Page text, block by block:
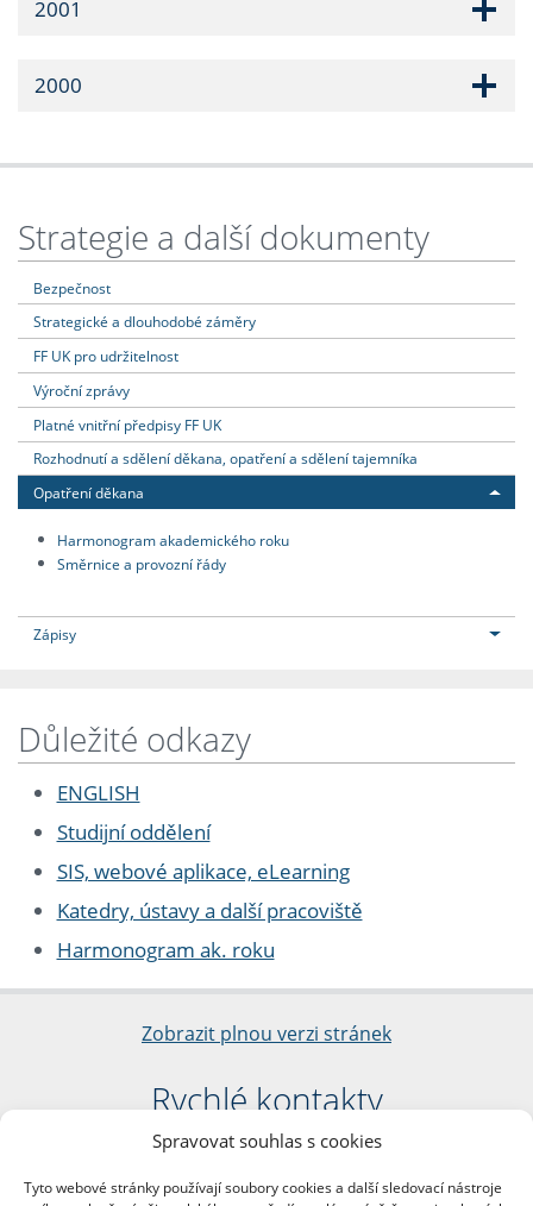
Spravovat souhlas s cookies
Tyto webové stránky používají soubory cookies a další sledovací nástroje
2001
2000
Strategie a další dokumenty
Bezpečnost
Strategické a dlouhodobé záměry
FF UK pro udržitelnost
Výroční zprávy
Platné vnitřní předpisy FF UK
Rozhodnutí a sdělení děkana, opatření a sdělení tajemníka
Opatření děkana
Harmonogram akademického roku
Směrnice a provozní řády
Zápisy
Důležité odkazy
ENGLISH
Studijní oddělení
SIS, webové aplikace, eLearning
Katedry, ústavy a další pracoviště
Harmonogram ak. roku
Zobrazit plnou verzi stránek
Rychlé kontakty
Filozofická fakulta
nám. Jana Palacha 1/2